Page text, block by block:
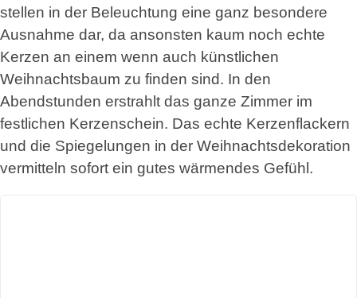
stellen in der Beleuchtung eine ganz besondere
Ausnahme dar, da ansonsten kaum noch echte
Kerzen an einem wenn auch künstlichen
Weihnachtsbaum zu finden sind. In den
Abendstunden erstrahlt das ganze Zimmer im
festlichen Kerzenschein. Das echte Kerzenflackern
und die Spiegelungen in der Weihnachtsdekoration
vermitteln sofort ein gutes wärmendes Gefühl.